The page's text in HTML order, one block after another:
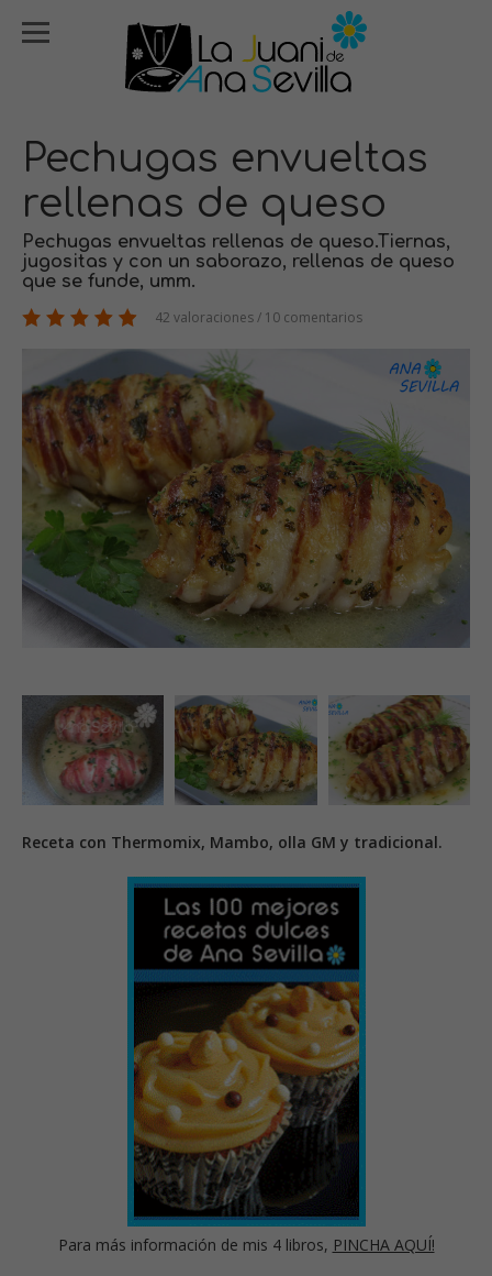
Pechugas envueltas
rellenas de queso
Pechugas envueltas rellenas de queso.Tiernas,
jugositas y con un saborazo, rellenas de queso
que se funde, umm.
42 valoraciones / 10 comentarios
Receta con Thermomix, Mambo, olla GM y tradicional.
Para más información de mis 4 libros, PINCHA AQUÍ!